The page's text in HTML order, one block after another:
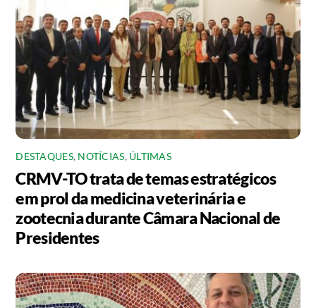
DESTAQUES, NOTÍCIAS, ÚLTIMAS
CRMV-TO trata de temas estratégicos
em prol da medicina veterinária e
zootecnia durante Câmara Nacional de
Presidentes